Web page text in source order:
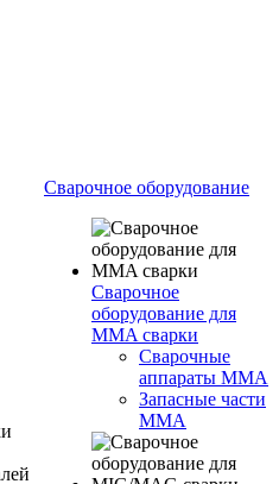
Сварочное оборудование
Сварочное
оборудование для
MMA сварки
Сварочные
аппараты MMA
Запасные части
MMA